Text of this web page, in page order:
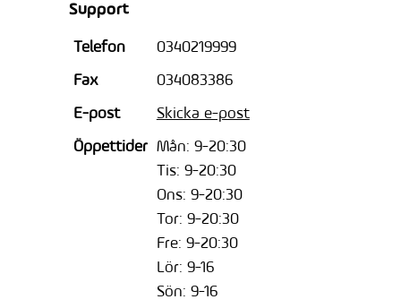
Support
Telefon
0340219999
Fax
034083386
E-post
Skicka e-post
Öppettider Mån: 9-20:30
Tis: 9-20:30
Ons: 9-20:30
Tor: 9-20:30
Fre: 9-20:30
Lör: 9-16
Sön: 9-16